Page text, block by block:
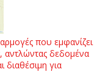
που εμφανίζει
αντλώντας δεδομένα
διαθέσιμη για